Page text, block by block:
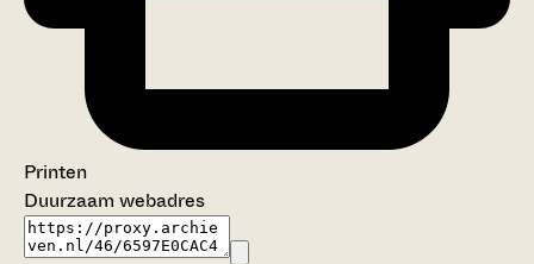
Printen
Duurzaam webadres